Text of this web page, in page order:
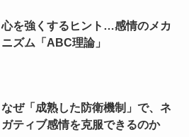
心を強くするヒント…感情のメカ
ニズム「ABC理論」
なぜ「成熟した防衛機制」で、ネ
ガティブ感情を克服できるのか